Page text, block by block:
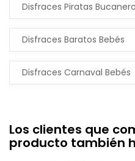
Disfraces Piratas
Disfraces Baratos Bebés
Disfraces Carnaval Bebés
Los clientes que
producto también